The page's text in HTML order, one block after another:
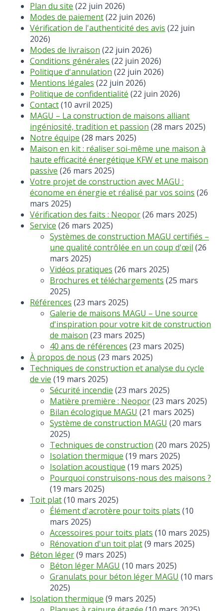
Plan du site (22 juin 2026)
Modes de paiement(22 juin 2026)
Vérification de l'authenticité des avis (22 juin
2026)
Modes de livraison (22 juin 2026)
Conditions générales (22 juin 2026)
Politique d'annulation (22 juin 2026)
Mentions légales (22 juin 2026)
Politique de confidentialité (22 juin 2026)
Contact(10 avril 2025)
MAGU – La construction de maisons alliant
ingéniosité, tradition et passion (28 mars 2025)
Notre équipe (28 mars 2025)
Maison en kit : réaliser soi-même une maison à
haute efficacité énergétique KFW et une maison
passive (26 mars 2025)
Votre projet de construction avec MAGU :
économe en énergie et réalisé par vos soins (26
mars 2025)
Vérification des faits : Neopor(26 mars 2025)
Service (26 mars 2025)
Systèmes de construction MAGU certifiés –
une qualité contrôlée en un coup d'œil (26
mars 2025)
Vidéos pratiques (26 mars 2025)
Brochures et téléchargements (25 mars
2025)
Références (23 mars 2025)
Galerie de maisons MAGU – Une source
d'inspiration pour votre kit de construction
de maison (23 mars 2025)
40 ans de références (23 mars 2025)
À propos de nous (23 mars 2025)
Techniques de construction et analyse du cycle
de vie (19 mars 2025)
Sécurité incendie (23 mars 2025)
Matière première : Neopor(23 mars 2025)
Bilan écologique MAGU (21 mars 2025)
Système de construction MAGU (20 mars
2025)
Techniques de construction (20 mars 2025)
Isolation thermique (19 mars 2025)
Isolation acoustique (19 mars 2025)
Pourquoi construisons-nous des maisons ?
(19 mars 2025)
Toit plat(10 mars 2025)
Élément d'acrotère pour toits plats (10
mars 2025)
Accessoires pour toits plats (10 mars 2025)
Rénovation d'un toit plat(9 mars 2025)
Béton léger(9 mars 2025)
Béton léger MAGU (10 mars 2025)
Granulats pour béton léger MAGU (10 mars
2025)
Isolation thermique (9 mars 2025)